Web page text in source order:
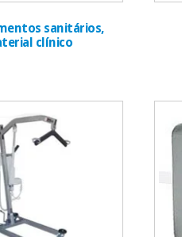
sanitários,
clínico